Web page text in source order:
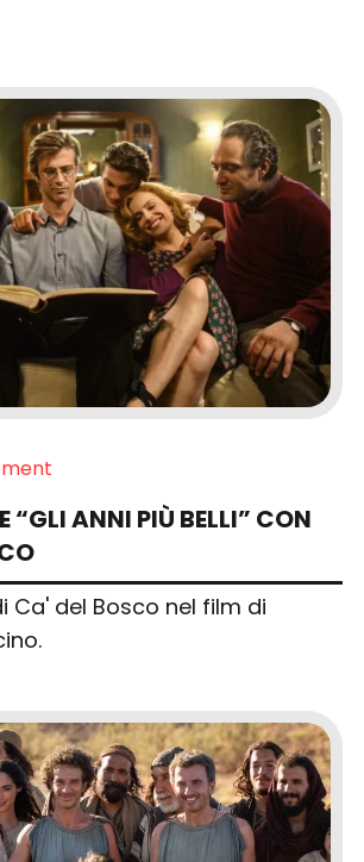
“GLI ANNI PIÙ BELLI” CON
Ca' del Bosco nel film di